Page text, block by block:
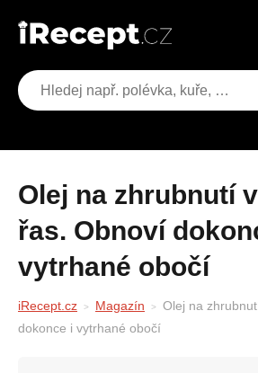
Olej na zhrubnutí vlasů a
řas. Obnoví
vytrhané obočí
iRecept.cz Magazín
Olej na
dokonce i vytrhané obočí